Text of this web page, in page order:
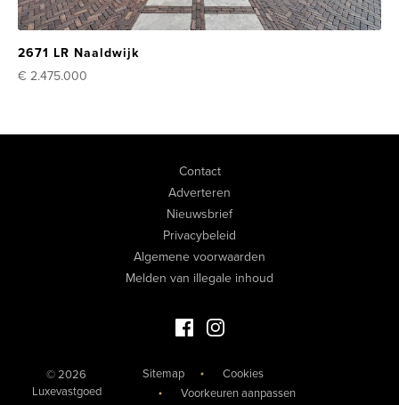
2671 LR Naaldwijk
€ 2.475.000
Contact
Adverteren
Nieuwsbrief
Privacybeleid
Algemene voorwaarden
Melden van illegale inhoud
Facebook Luxevastgoed
Instagram Luxevastgoed
© 2026
Luxevastgoed
Sitemap
Cookies
Voorkeuren aanpassen